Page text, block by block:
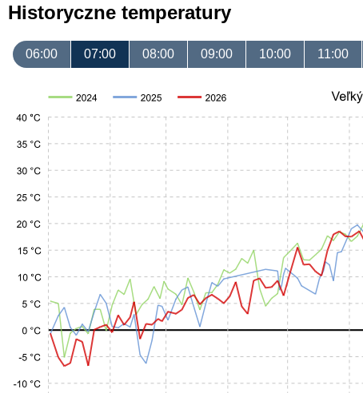
Historyczne temperatury
06:00 07:00 08:00 09:00 10:00 11:00